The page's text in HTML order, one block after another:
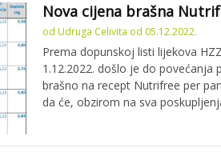
Nova cijena brašna
od Udruga Celivita od 05.12.2022.
Prema dopunskoj listi lijekova
1.12.2022. došlo je do povećanja
brašno na recept Nutrifree per
da će, obzirom na sva